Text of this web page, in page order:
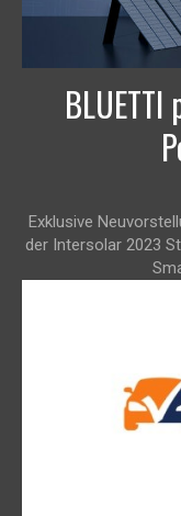
Exklusive
der Intersolar 2023 Stuhr - 30. Mai 2023 - Unter dem Dach der